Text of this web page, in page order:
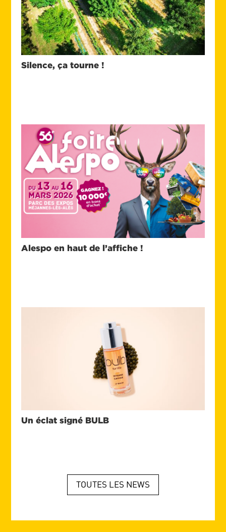
Silence, ça tourne !
Alespo en haut de l’affiche !
Un éclat signé BULB
TOUTES LES NEWS